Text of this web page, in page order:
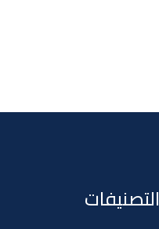
التصنيفات